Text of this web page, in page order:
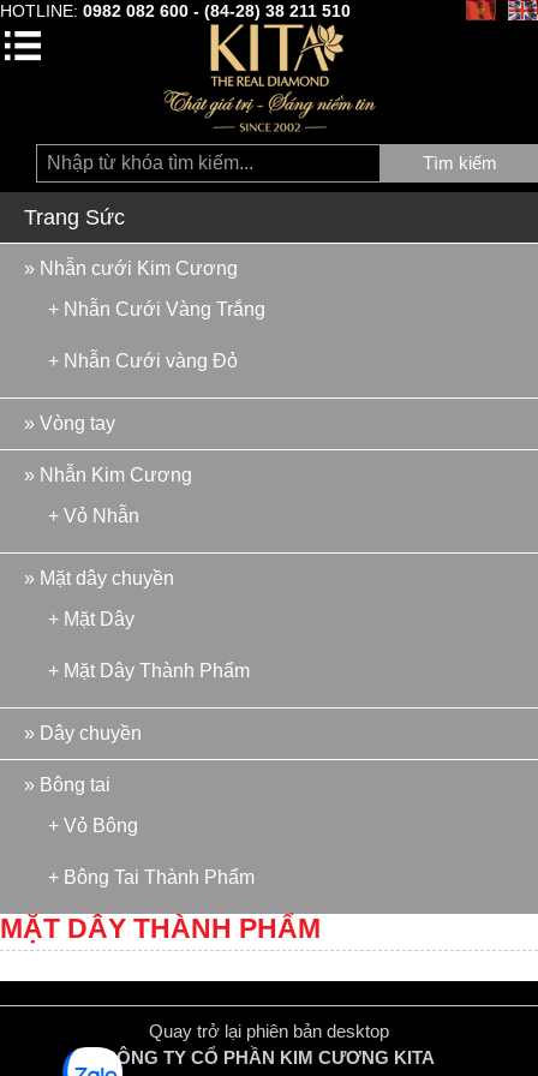
HOTLINE: 0982 082 600 - (84-28) 38 211 510
Tìm kiếm
Trang Sức
» Nhẫn cưới Kim Cương
+ Nhẫn Cưới Vàng Trắng
+ Nhẫn Cưới vàng Đỏ
» Vòng tay
» Nhẫn Kim Cương
+ Vỏ Nhẫn
» Mặt dây chuyền
+ Mặt Dây
+ Mặt Dây Thành Phẩm
» Dây chuyền
» Bông tai
+ Vỏ Bông
+ Bông Tai Thành Phẩm
MẶT DÂY THÀNH PHẨM
Quay trở lại phiên bản desktop
CÔNG TY CỔ PHẦN KIM CƯƠNG KITA